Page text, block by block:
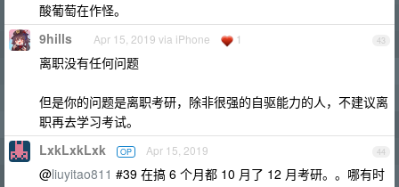
酸葡萄在作怪。
43
9hills Apr 15, 2019 via iPhone 1
离职没有任何问题
但是你的问题是离职考研，除非很强的自驱能力的人，不建议离
职再去学习考试。
44
LxkLxkLxk OP Apr 15, 2019
@liuyitao811 #39 在搞 6 个月都 10 月了 12 月考研。。哪有时